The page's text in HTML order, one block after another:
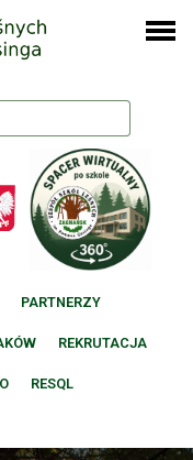
PARTNERZY
REKRUTACJA
RESQL